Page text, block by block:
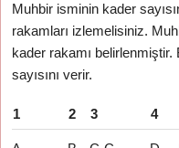
Muhbir isminin kader
rakamları izlemelisiniz.
kader rakamı belirlenmiştir.
sayısını verir.
1 2 3 4